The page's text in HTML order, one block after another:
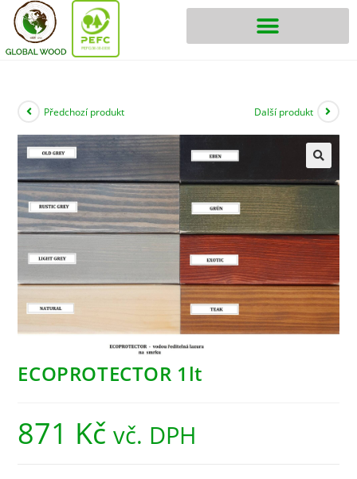
Předchozí produkt Další produkt
ECOPROTECTOR 1lt
871 Kč vč. DPH